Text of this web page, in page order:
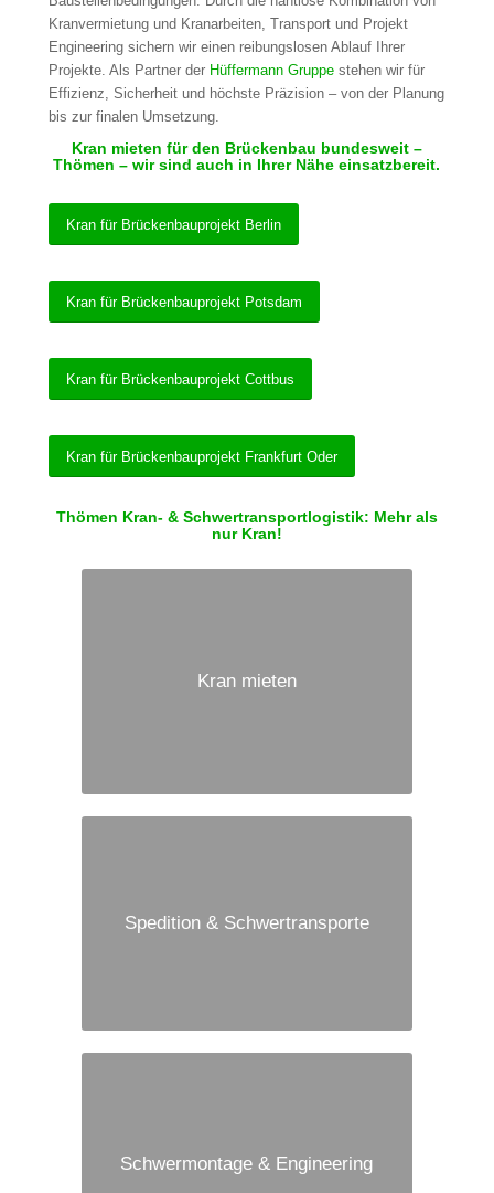
Kranvermietung und Kranarbeiten, Transport und Projekt
Engineering sichern wir einen reibungslosen Ablauf Ihrer
Projekte. Als Partner der Hüffermann Gruppe stehen wir für
Effizienz, Sicherheit und höchste Präzision – von der Planung
bis zur finalen Umsetzung.
Kran mieten für den Brückenbau bundesweit –
Thömen – wir sind auch in Ihrer Nähe einsatzbereit.
Kran für Brückenbauprojekt Berlin
Kran für Brückenbauprojekt Potsdam
Kran für Brückenbauprojekt Cottbus
Kran für Brückenbauprojekt Frankfurt Oder
Thömen Kran- & Schwertransportlogistik: Mehr als
nur Kran!
Kran mieten
Spedition & Schwertransporte
Schwermontage & Engineering